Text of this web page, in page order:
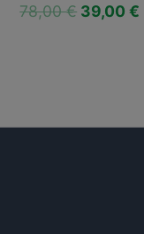
78,00€ Pôvodná
39,00€